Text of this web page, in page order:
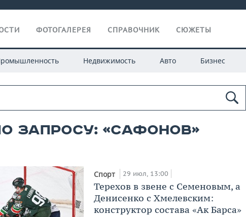
ФОТОГАЛЕРЕЯ СПРАВОЧНИК СЮЖЕТЫ
Недвижимость Авто Бизнес
запросу: «Сафонов»
Спорт 29 июл, 13:00
Терехов в звене с Семеновым, а
Денисенко с Хмелевским:
конструктор состава «Ак Барса»